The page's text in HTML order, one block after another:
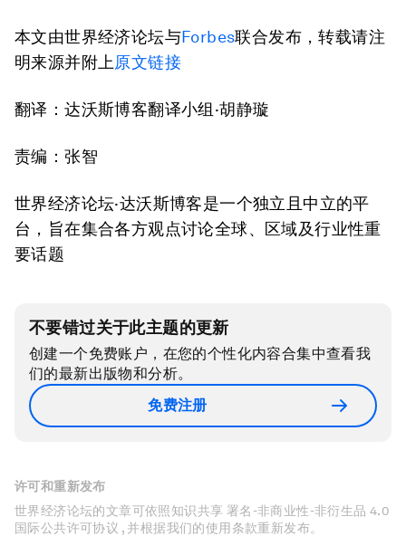
本文由世界经济论坛与Forbes联合发布，转载请注
明来源并附上原文链接
翻译：达沃斯博客翻译小组·胡静璇
责编：张智
世界经济论坛·达沃斯博客是一个独立且中立的平
台，旨在集合各方观点讨论全球、区域及行业性重
要话题
不要错过关于此主题的更新
创建一个免费账户，在您的个性化内容合集中查看我
们的最新出版物和分析。
免费注册
许可和重新发布
世界经济论坛的文章可依照知识共享 署名-非商业性-非衍生品 4.0
国际公共许可协议 , 并根据我们的使用条款重新发布。